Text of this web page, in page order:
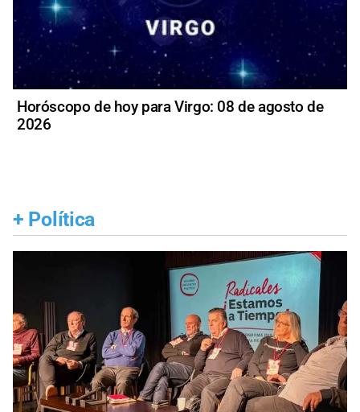
Horóscopo de hoy para Virgo: 08 de agosto de
2026
+ Política